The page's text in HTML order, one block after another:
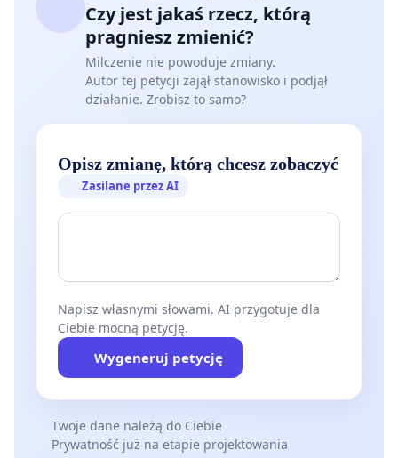
Czy jest jakaś rzecz, którą
pragniesz zmienić?
Milczenie nie powoduje zmiany.
Autor tej petycji zajął stanowisko i podjął
działanie. Zrobisz to samo?
Opisz zmianę, którą chcesz zobaczyć
Zasilane przez AI
Napisz własnymi słowami. AI przygotuje dla
Ciebie mocną petycję.
Wygeneruj petycję
Twoje dane należą do Ciebie
Prywatność już na etapie projektowania